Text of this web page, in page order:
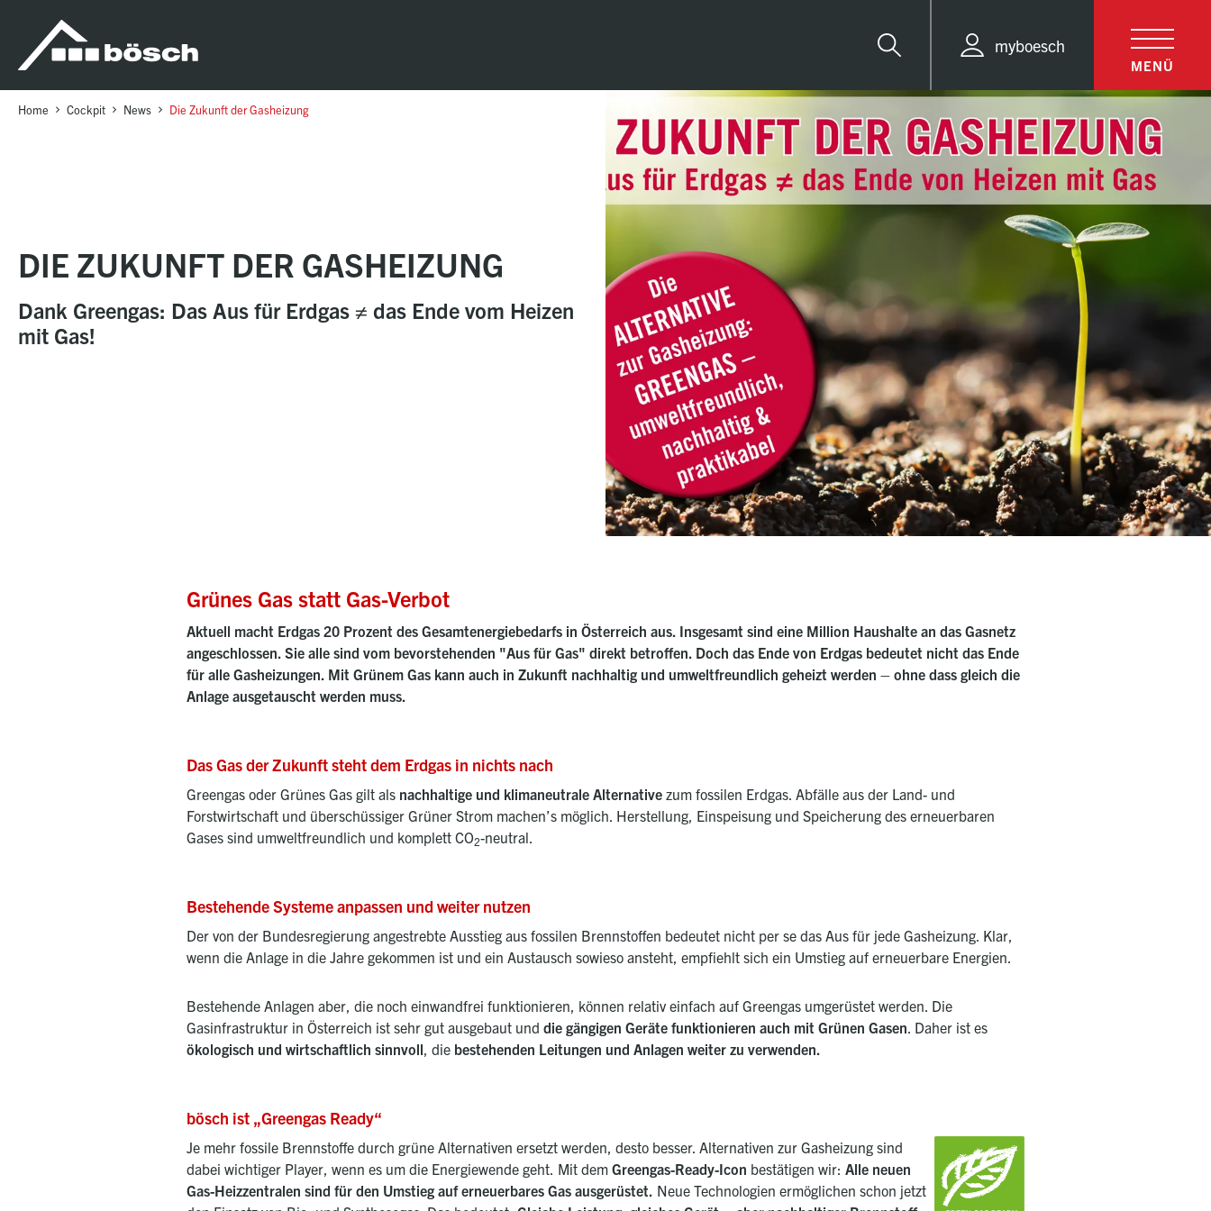
sr.skip-to.main-content
sr.skip-to.table-of-contents
sr.skip-to.main-navigation
Suche
myboesch
MENÜ
Home Cockpit News Die Zukunft der Gasheizung
DIE ZUKUNFT DER GASHEIZUNG
Dank Greengas: Das Aus für Erdgas ≠ das Ende vom Heizen
mit Gas!
Grünes Gas statt Gas-Verbot
Aktuell macht Erdgas 20 Prozent des Gesamtenergiebedarfs in Österreich aus. Insgesamt sind eine Million Haushalte an das Gasnetz
angeschlossen. Sie alle sind vom bevorstehenden "Aus für Gas" direkt betroffen. Doch das Ende von Erdgas bedeutet nicht das Ende
für alle Gasheizungen. Mit Grünem Gas kann auch in Zukunft nachhaltig und umweltfreundlich geheizt werden – ohne dass gleich die
Anlage ausgetauscht werden muss.
Das Gas der Zukunft steht dem Erdgas in nichts nach
Greengas oder Grünes Gas gilt als nachhaltige und klimaneutrale Alternative zum fossilen Erdgas. Abfälle aus der Land- und
Forstwirtschaft und überschüssiger Grüner Strom machen’s möglich. Herstellung, Einspeisung und Speicherung des erneuerbaren
Gases sind umweltfreundlich und komplett CO2-neutral.
Bestehende Systeme anpassen und weiter nutzen
Der von der Bundesregierung angestrebte Ausstieg aus fossilen Brennstoffen bedeutet nicht per se das Aus für jede Gasheizung. Klar,
wenn die Anlage in die Jahre gekommen ist und ein Austausch sowieso ansteht, empfiehlt sich ein Umstieg auf erneuerbare Energien.
Bestehende Anlagen aber, die noch einwandfrei funktionieren, können relativ einfach auf Greengas umgerüstet werden. Die
Gasinfrastruktur in Österreich ist sehr gut ausgebaut und die gängigen Geräte funktionieren auch mit Grünen Gasen. Daher ist es
ökologisch und wirtschaftlich sinnvoll, die bestehenden Leitungen und Anlagen weiter zu verwenden.
bösch ist „Greengas Ready“
Je mehr fossile Brennstoffe durch grüne Alternativen ersetzt werden, desto besser. Alternativen zur Gasheizung sind
dabei wichtiger Player, wenn es um die Energiewende geht. Mit dem Greengas-Ready-Icon bestätigen wir: Alle neuen
Gas-Heizzentralen sind für den Umstieg auf erneuerbares Gas ausgerüstet. Neue Technologien ermöglichen schon jetzt